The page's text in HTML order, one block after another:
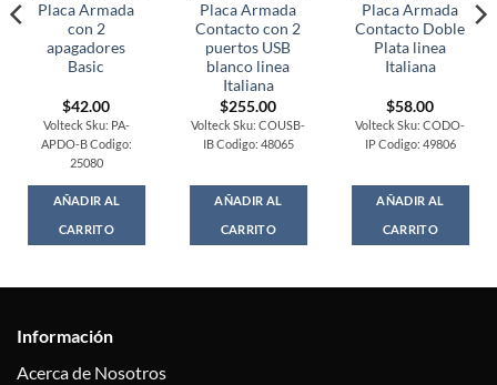
Placa Armada
con 2
apagadores
Basic
$42.00
Volteck Sku: PA-
APDO-B Codigo:
25080
AÑADIR AL
CARRITO
Placa Armada
Contacto con 2
puertos USB
blanco linea
Italiana
$255.00
Volteck Sku: COUSB-
IB Codigo: 48065
AÑADIR AL
CARRITO
Placa Armada
Contacto Doble
Plata linea
Italiana
$58.00
Volteck Sku: CODO-
IP Codigo: 49806
AÑADIR AL
CARRITO
Información
Acerca de Nosotros